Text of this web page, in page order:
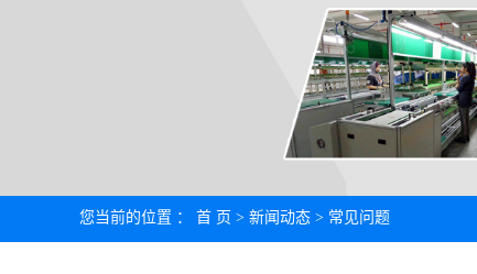
您当前的位置 ： 首 页 > 新闻动态 > 常见问题